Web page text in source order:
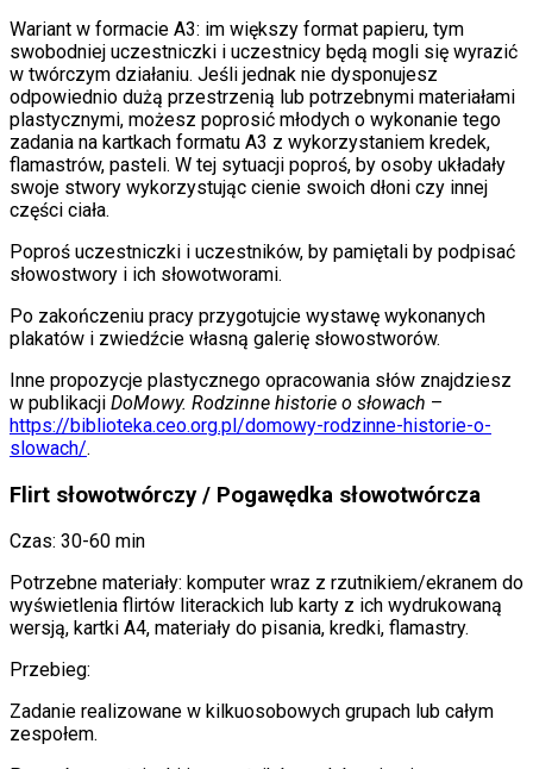
Wariant w formacie A3: im większy format papieru, tym
swobodniej uczestniczki i uczestnicy będą mogli się wyrazić
w twórczym działaniu. Jeśli jednak nie dysponujesz
odpowiednio dużą przestrzenią lub potrzebnymi materiałami
plastycznymi, możesz poprosić młodych o wykonanie tego
zadania na kartkach formatu A3 z wykorzystaniem kredek,
flamastrów, pasteli. W tej sytuacji poproś, by osoby układały
swoje stwory wykorzystując cienie swoich dłoni czy innej
części ciała.
Poproś uczestniczki i uczestników, by pamiętali by podpisać
słowostwory i ich słowotworami.
Po zakończeniu pracy przygotujcie wystawę wykonanych
plakatów i zwiedźcie własną galerię słowostworów.
Inne propozycje plastycznego opracowania słów znajdziesz
w publikacji DoMowy. Rodzinne historie o słowach –
https://biblioteka.ceo.org.pl/domowy-rodzinne-historie-o-
slowach/.
Flirt słowotwórczy / Pogawędka słowotwórcza
Czas: 30-60 min
Potrzebne materiały: komputer wraz z rzutnikiem/ekranem do
wyświetlenia flirtów literackich lub karty z ich wydrukowaną
wersją, kartki A4, materiały do pisania, kredki, flamastry.
Przebieg:
Zadanie realizowane w kilkuosobowych grupach lub całym
zespołem.